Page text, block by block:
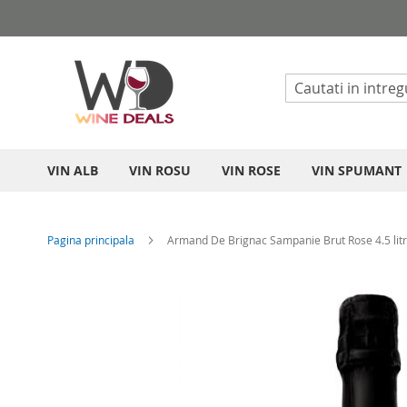
la
VIN ALB VIN ROSU VIN ROSE VIN SPUMANT
Pagina principala Armand De Brignac Sampanie Brut Rose 4.5